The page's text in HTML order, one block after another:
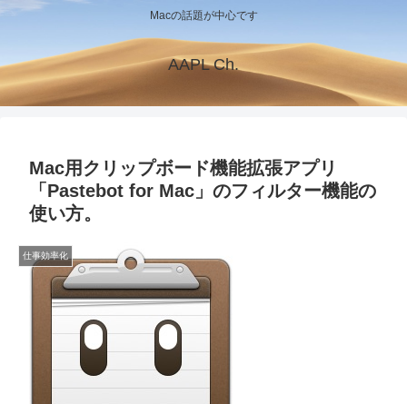
Macの話題が中心です
AAPL Ch.
Mac用クリップボード機能拡張アプリ
「Pastebot for Mac」のフィルター機能の
使い方。
仕事効率化